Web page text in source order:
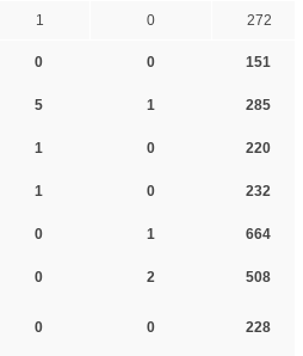
1 0 272
0 0 151
5 1 285
1 0 220
1 0 232
0 1 664
0 2 508
0 0 228